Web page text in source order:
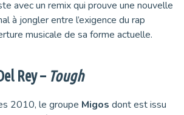
avec un remix qui prouve une nouvelle
à jongler entre l’exigence du rap
musicale de sa forme actuelle.
Rey – Tough
2010, le groupe Migos dont est issu